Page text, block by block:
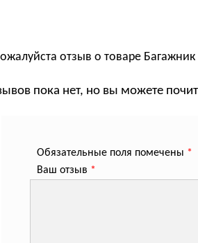
отзыв о товаре
пока нет, но вы можете
Обязательные поля помечены *
Ваш отзыв *